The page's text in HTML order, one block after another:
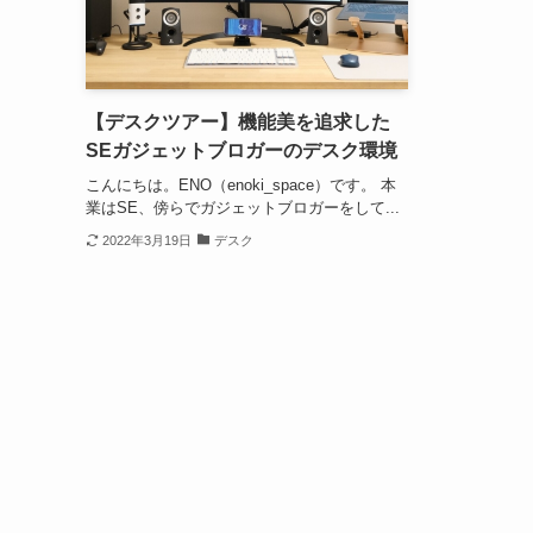
【デスクツアー】機能美を追求した
SEガジェットブロガーのデスク環境
こんにちは。ENO（enoki_space）です。 本
業はSE、傍らでガジェットブロガーをして...
2022年3月19日 デスク